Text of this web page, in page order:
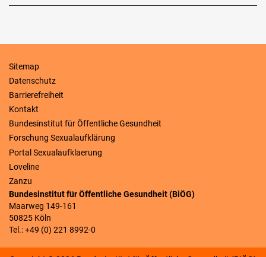
Sitemap
Datenschutz
Barrierefreiheit
Kontakt
Bundesinstitut für Öffentliche Gesundheit
Forschung Sexualaufklärung
Portal Sexualaufklaerung
Loveline
Zanzu
Bundesinstitut für Öffentliche Gesundheit (BiÖG)
Maarweg 149-161
50825 Köln
Tel.: +49 (0) 221 8992-0